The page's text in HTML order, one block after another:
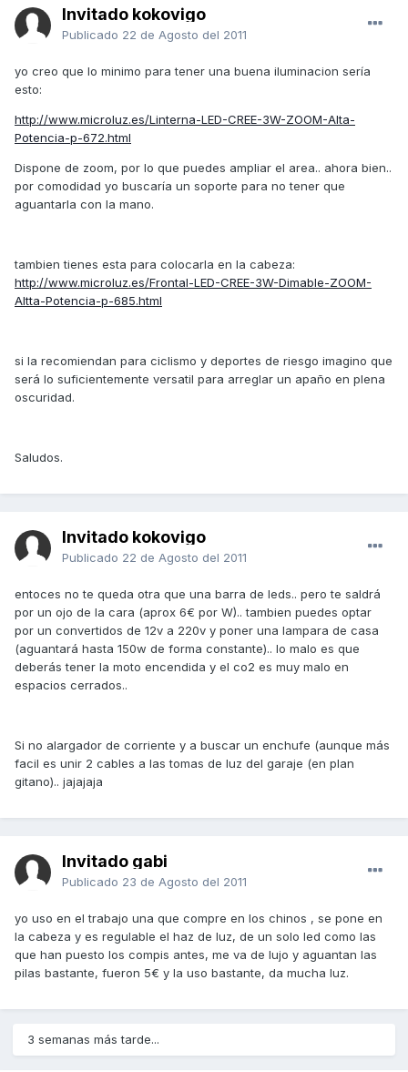
Invitado kokovigo
Publicado 22 de Agosto del 2011
yo creo que lo minimo para tener una buena iluminacion sería
esto:
http://www.microluz.es/Linterna-LED-CREE-3W-ZOOM-Alta-
Potencia-p-672.html
Dispone de zoom, por lo que puedes ampliar el area.. ahora bien..
por comodidad yo buscaría un soporte para no tener que
aguantarla con la mano.
tambien tienes esta para colocarla en la cabeza:
http://www.microluz.es/Frontal-LED-CREE-3W-Dimable-ZOOM-
Altta-Potencia-p-685.html
si la recomiendan para ciclismo y deportes de riesgo imagino que
será lo suficientemente versatil para arreglar un apaño en plena
oscuridad.
Saludos.
Invitado kokovigo
Publicado 22 de Agosto del 2011
entoces no te queda otra que una barra de leds.. pero te saldrá
por un ojo de la cara (aprox 6€ por W).. tambien puedes optar
por un convertidos de 12v a 220v y poner una lampara de casa
(aguantará hasta 150w de forma constante).. lo malo es que
deberás tener la moto encendida y el co2 es muy malo en
espacios cerrados..
Si no alargador de corriente y a buscar un enchufe (aunque más
facil es unir 2 cables a las tomas de luz del garaje (en plan
gitano).. jajajaja
Invitado gabi
Publicado 23 de Agosto del 2011
yo uso en el trabajo una que compre en los chinos , se pone en
la cabeza y es regulable el haz de luz, de un solo led como las
que han puesto los compis antes, me va de lujo y aguantan las
pilas bastante, fueron 5€ y la uso bastante, da mucha luz.
3 semanas más tarde...